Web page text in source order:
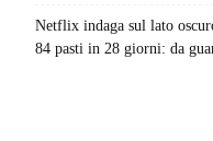
Netflix indaga sul lato
84 pasti in 28 giorni: da